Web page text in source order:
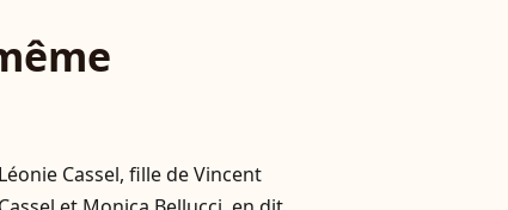
Léonie Cassel, fille de Vincent